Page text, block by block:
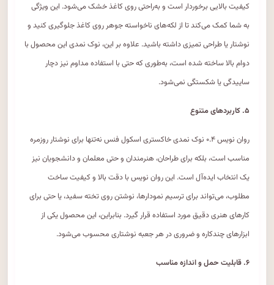
کیفیت بالایی برخوردار است و به‌راحتی روی کاغذ خشک می‌شود. این ویژگی
به شما کمک می‌کند تا از لکه‌های ناخواسته جوهر روی کاغذ جلوگیری کنید و
نوشتار یا طراحی تمیزی داشته باشید. علاوه بر این، نوک نمدی این محصول با
دوام بالا ساخته شده است، به‌طوری که حتی با استفاده مداوم نیز دچار
ساییدگی یا شکستگی نمی‌شود.
۵. کاربردهای متنوع
روان نویس ۰.۴ نوک نمدی خاکستری اسکول فنس نه‌تنها برای نوشتار روزمره
مناسب است، بلکه برای طراحان، هنرمندان و حتی معلمان و دانشجویان نیز
یک انتخاب ایده‌آل است. این روان نویس با دقت بالا و کیفیت ساخت
مطلوب، می‌تواند برای ترسیم نمودارها، نوشتن روی تخته سفید، یا حتی برای
کارهای هنری دقیق مورد استفاده قرار گیرد. بنابراین، این محصول یکی از
ابزارهای چندکاره و ضروری در هر جعبه نوشتاری محسوب می‌شود.
۶. قابلیت حمل و اندازه مناسب